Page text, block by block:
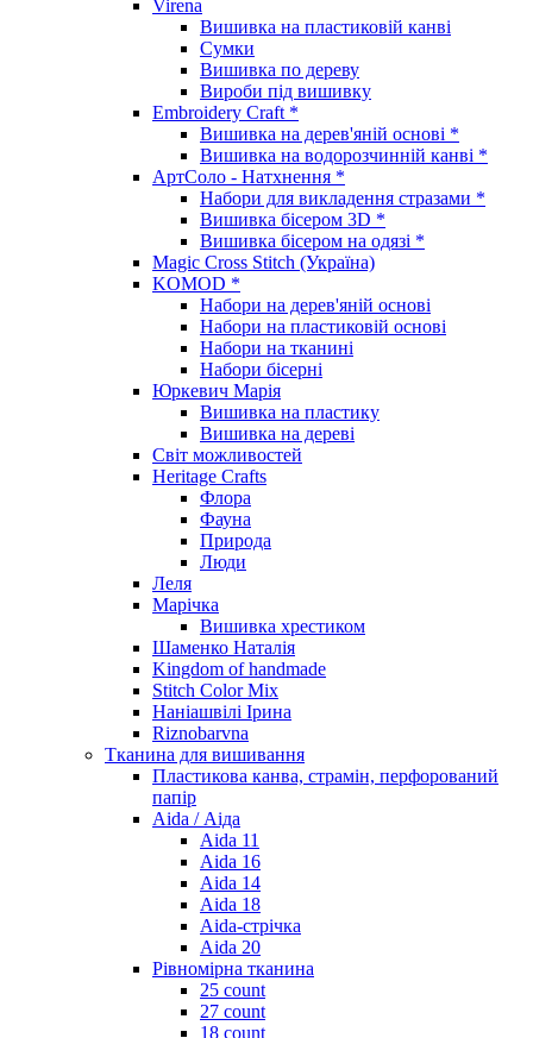
Virena
Вишивка на пластиковій канві
Сумки
Вишивка по дереву
Вироби під вишивку
Embroidery Craft *
Вишивка на дерев'яній основі *
Вишивка на водорозчинній канві *
АртСоло - Натхнення *
Набори для викладення стразами *
Вишивка бісером 3D *
Вишивка бісером на одязі *
Magic Cross Stitch (Україна)
KOMOD *
Набори на дерев'яній основі
Набори на пластиковій основі
Набори на тканині
Набори бісерні
Юркевич Марія
Вишивка на пластику
Вишивка на дереві
Світ можливостей
Heritage Crafts
Флора
Фауна
Природа
Люди
Леля
Марічка
Вишивка хрестиком
Шаменко Наталія
Kingdom of handmade
Stitch Color Mix
Наніашвілі Ірина
Riznobarvna
Тканина для вишивання
Пластикова канва, страмін, перфорований
папір
Aida / Аіда
Aida 11
Aida 16
Aida 14
Aida 18
Aida-стрічка
Aida 20
Рівномірна тканина
25 count
27 count
18 count